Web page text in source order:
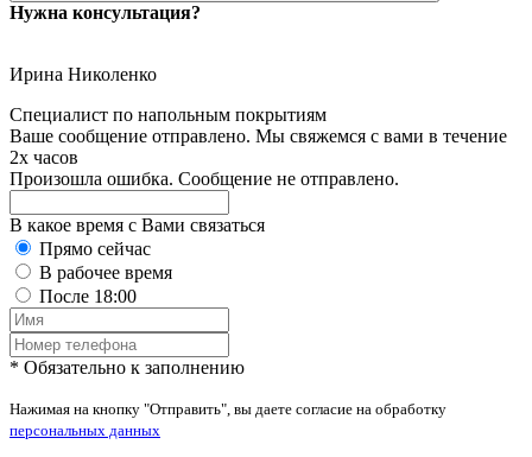
Нужна консультация?
Ирина Николенко
Специалист по напольным покрытиям
Ваше сообщение отправлено. Мы свяжемся с вами в течение
2х часов
Произошла ошибка. Сообщение не отправлено.
В какое время с Вами связаться
Прямо сейчас
В рабочее время
После 18:00
* Обязательно к заполнению
Нажимая на кнопку "Отправить", вы даете согласие на обработку
персональных данных